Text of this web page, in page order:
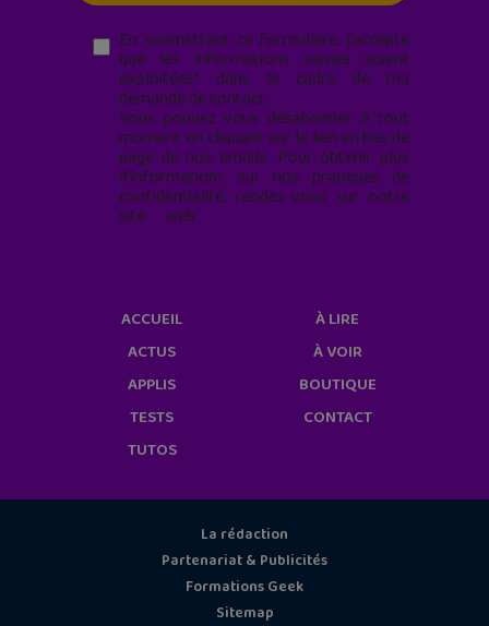
En soumettant ce formulaire, j’accepte
que les informations saisies soient
exploitées* dans le cadre de ma
demande de contact.
Vous pouvez vous désabonner à tout
moment en cliquant sur le lien en bas de
page de nos emails. Pour obtenir plus
d'informations sur nos pratiques de
confidentialité, rendez-vous sur notre
site web
ACCUEIL
ACTUS
APPLIS
TESTS
TUTOS
À LIRE
À VOIR
BOUTIQUE
CONTACT
La rédaction
Partenariat & Publicités
Formations Geek
Sitemap